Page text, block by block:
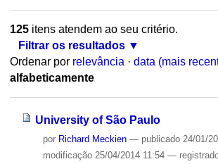
125itens atendem ao seu critério.
Filtrar os resultados
Ordenar por relevância · data (mais
alfabeticamente
University of São Paulo
por Richard Meckien — publicado24/01/
modificação25/04/2014 11:54 —